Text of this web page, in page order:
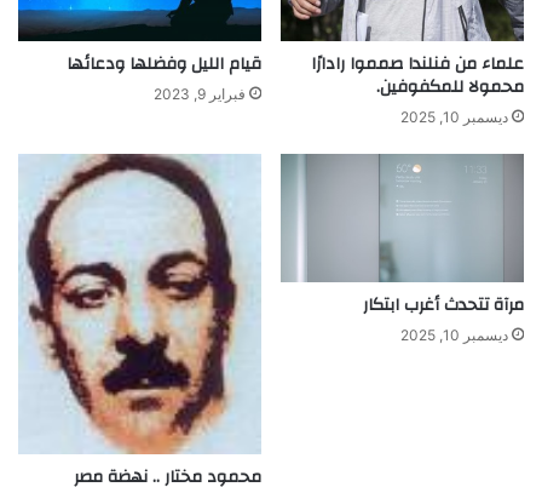
علماء من فنلندا صمموا رادارًا
محمولا للمكفوفين.
ديسمبر 10, 2025
قيام الليل وفضلها ودعائها
فبراير 9, 2023
مرآة تتحدث أغرب ابتكار
ديسمبر 10, 2025
محمود مختار .. نهضة مصر